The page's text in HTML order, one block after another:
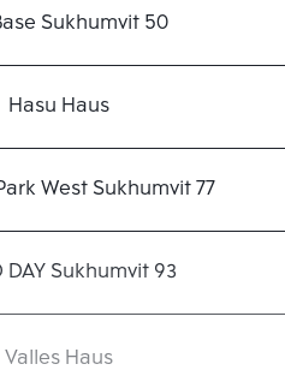
Sukhumvit 50
Hasu Haus
West Sukhumvit 77
DAY Sukhumvit 93
Valles Haus